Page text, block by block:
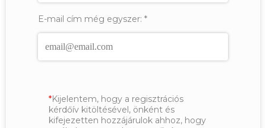
E-mail cím még egyszer: *
Kijelentem, hogy a regisztrációs
kérdőív kitöltésével, önként és
kifejezetten hozzájárulok ahhoz, hogy